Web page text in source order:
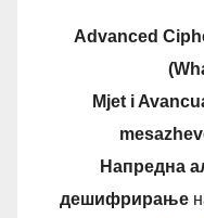
Advanced
Mjet i
Напредна
дешифрирање